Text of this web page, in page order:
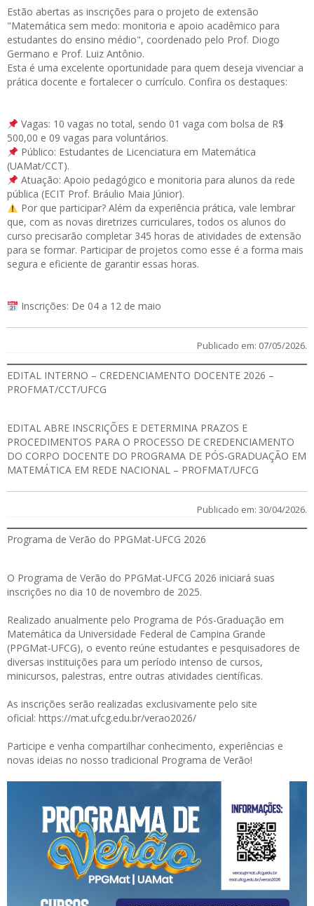
Estão abertas as inscrições para o projeto de extensão
"Matemática sem medo: monitoria e apoio acadêmico para
estudantes do ensino médio", coordenado pelo Prof. Diogo
Germano e Prof. Luiz Antônio.
Esta é uma excelente oportunidade para quem deseja vivenciar a
prática docente e fortalecer o currículo. Confira os destaques:
Vagas: 10 vagas no total, sendo 01 vaga com bolsa de R$
500,00 e 09 vagas para voluntários.
Público: Estudantes de Licenciatura em Matemática
(UAMat/CCT).
Atuação: Apoio pedagógico e monitoria para alunos da rede
pública (ECIT Prof. Bráulio Maia Júnior).
Por que participar? Além da experiência prática, vale lembrar
que, com as novas diretrizes curriculares, todos os alunos do
curso precisarão completar 345 horas de atividades de extensão
para se formar. Participar de projetos como esse é a forma mais
segura e eficiente de garantir essas horas.
Inscrições: De 04 a 12 de maio
Publicado em: 07/05/2026.
EDITAL INTERNO – CREDENCIAMENTO DOCENTE 2026 –
PROFMAT/CCT/UFCG
EDITAL ABRE INSCRIÇÕES E DETERMINA PRAZOS E
PROCEDIMENTOS PARA O PROCESSO DE CREDENCIAMENTO
DO CORPO DOCENTE DO PROGRAMA DE PÓS-GRADUAÇÃO EM
MATEMÁTICA EM REDE NACIONAL – PROFMAT/UFCG
Publicado em: 30/04/2026.
Programa de Verão do PPGMat-UFCG 2026
O Programa de Verão do PPGMat-UFCG 2026 iniciará suas
inscrições no dia 10 de novembro de 2025.
Realizado anualmente pelo Programa de Pós-Graduação em
Matemática da Universidade Federal de Campina Grande
(PPGMat-UFCG), o evento reúne estudantes e pesquisadores de
diversas instituições para um período intenso de cursos,
minicursos, palestras, entre outras atividades científicas.
As inscrições serão realizadas exclusivamente pelo site
oficial: https://mat.ufcg.edu.br/verao2026/
Participe e venha compartilhar conhecimento, experiências e
novas ideias no nosso tradicional Programa de Verão!